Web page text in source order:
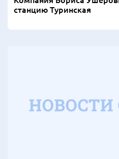
станцию Туринская